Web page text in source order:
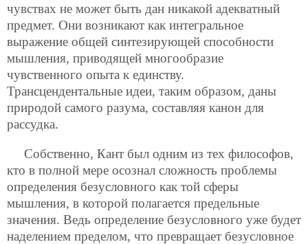
чувствах не может быть дан никакой адекватный
предмет. Они возникают как интегральное
выражение общей синтезирующей способности
мышления, приводящей многообразие
чувственного опыта к единству.
Трансцендентальные идеи, таким образом, даны
природой самого разума, составляя канон для
рассудка.
Собственно, Кант был одним из тех философов,
кто в полной мере осознал сложность проблемы
определения безусловного как той сферы
мышления, в которой полагается предельные
значения. Ведь определение безусловного уже будет
наделением пределом, что превращает безусловное